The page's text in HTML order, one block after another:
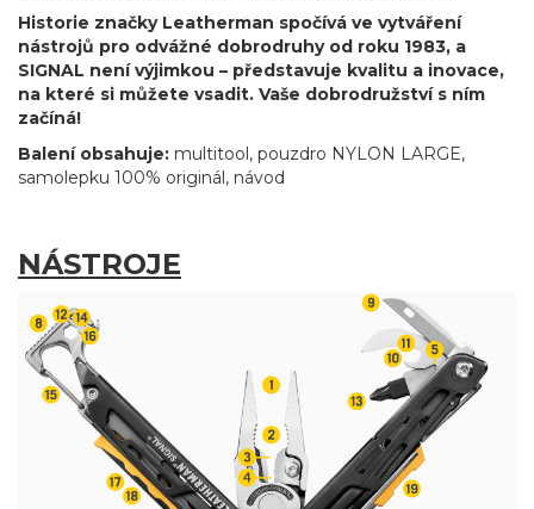
Historie značky Leatherman spočívá ve vytváření
nástrojů pro odvážné dobrodruhy od roku 1983, a
SIGNAL není výjimkou – představuje kvalitu a inovace,
na které si můžete vsadit. Vaše dobrodružství s ním
začíná!
Balení obsahuje: multitool, pouzdro NYLON LARGE,
samolepku 100% originál, návod
NÁSTROJE